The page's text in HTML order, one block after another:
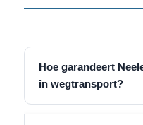
Hoe garandeert
in wegtransport?